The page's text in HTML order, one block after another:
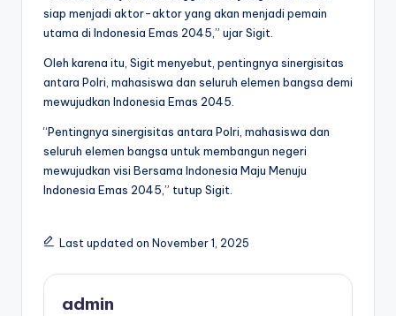
siap menjadi aktor-aktor yang akan menjadi pemain
utama di Indonesia Emas 2045,” ujar Sigit.
Oleh karena itu, Sigit menyebut, pentingnya sinergisitas
antara Polri, mahasiswa dan seluruh elemen bangsa demi
mewujudkan Indonesia Emas 2045.
“Pentingnya sinergisitas antara Polri, mahasiswa dan
seluruh elemen bangsa untuk membangun negeri
mewujudkan visi Bersama Indonesia Maju Menuju
Indonesia Emas 2045,” tutup Sigit.
Last updated on November 1, 2025
admin